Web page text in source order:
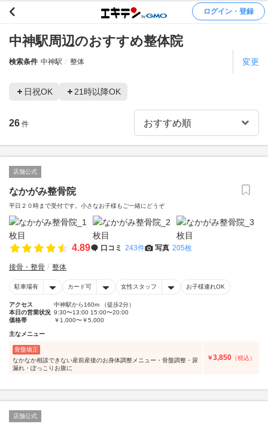
ログイン・登録
中神駅周辺のおすすめ整体院
検索条件 中神駅 整体 変更
日祝OK 21時以降OK
26 件
店舗公式
なかがみ整骨院
平日２０時まで受付です。小さなお子様もご一緒にどうぞ
4.89 口コミ 243件 写真 205枚
接骨・整骨 整体
駐車場有 カード可 女性スタッフ お子様連れOK
アクセス
中神駅から160m （徒歩2分）
本日の営業状況 9:30〜13:00 15:00〜20:00
価格帯
￥1,000〜￥5,000
主なメニュー
骨盤矯正
なかなか相談できない産前産後のお身体調整メニュー・骨盤調整・尿
漏れ・ぽっこりお腹に
￥3,850 （税込）
店舗公式